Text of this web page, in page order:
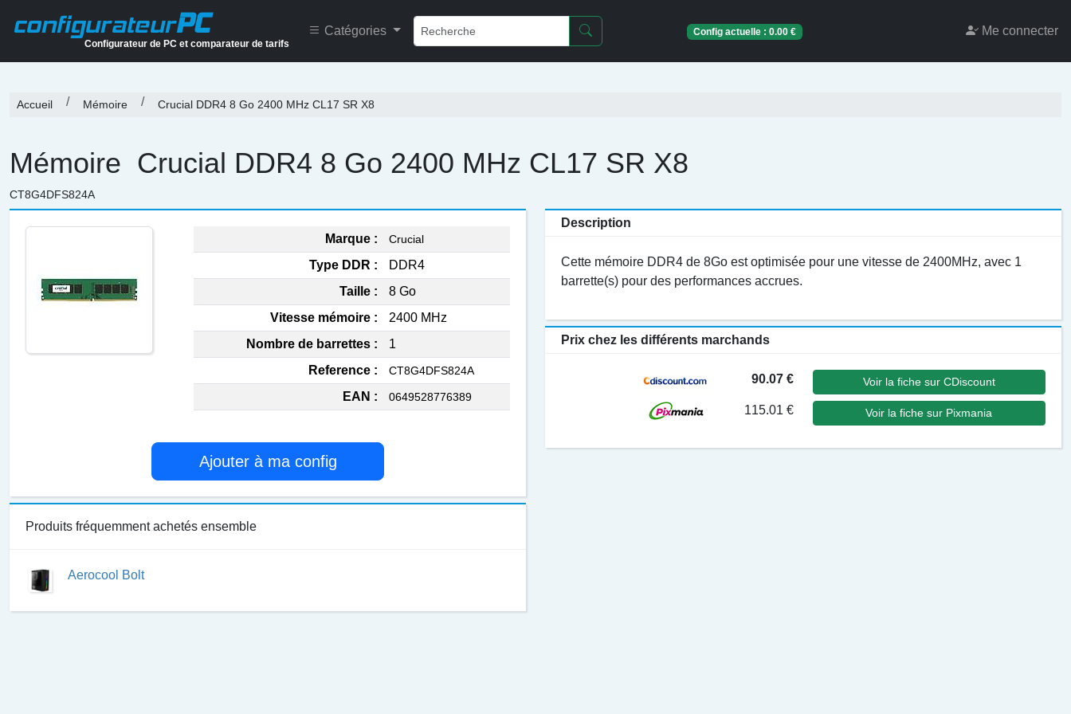
configurateurPC
Configurateur de PC et comparateur de tarifs
Catégories Config actuelle :0.00 € Me connecter
Accueil Mémoire Crucial DDR4 8 Go 2400 MHz CL17 SR X8
Mémoire Crucial DDR4 8 Go 2400 MHz CL17 SR X8
CT8G4DFS824A
Marque : Crucial
Type DDR :
DDR4
Taille :
8 Go
Vitesse mémoire :
2400 MHz
Nombre de barrettes :
1
Reference :
CT8G4DFS824A
EAN : 0649528776389
Ajouter à ma config
Produits fréquemment achetés ensemble
Aerocool Bolt
Description
Cette mémoire DDR4 de 8Go est optimisée pour une vitesse de 2400MHz, avec 1
barrette(s) pour des performances accrues.
Prix chez les différents marchands
90.07 € Voir la fiche sur CDiscount
115.01 € Voir la fiche sur Pixmania